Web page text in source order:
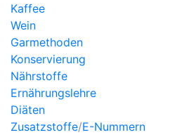
Kaffee
Wein
Garmethoden
Konservierung
Nährstoffe
Ernährungslehre
Diäten
Zusatzstoffe/E-Nummern